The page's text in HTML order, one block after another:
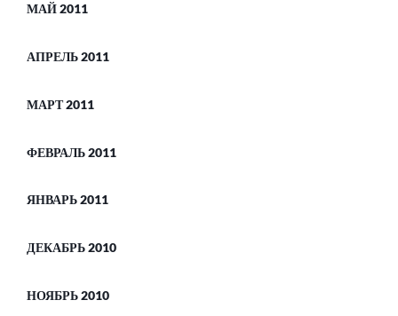
МАЙ 2011
АПРЕЛЬ 2011
МАРТ 2011
ФЕВРАЛЬ 2011
ЯНВАРЬ 2011
ДЕКАБРЬ 2010
НОЯБРЬ 2010